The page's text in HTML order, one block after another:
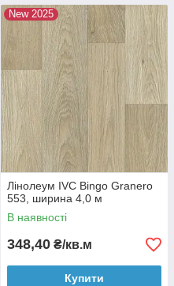
New 2025
Лінолеум IVC Bingo Granero
553, ширина 4,0 м
В наявності
348,40 ₴/кв.м
Купити